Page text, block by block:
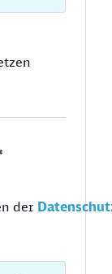
der